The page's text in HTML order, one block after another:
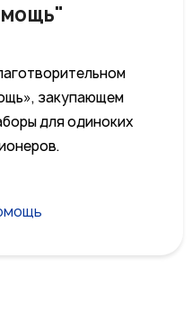
закупающем
для одиноких